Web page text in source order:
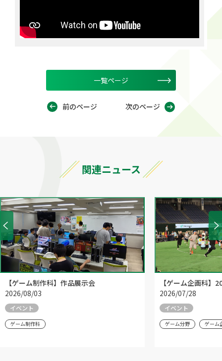
前のページ
一覧ページ
次のページ
関連ニュース
【ゲーム制作科】作品展示会
2026/08/03
イベント
ゲーム制作科
【ゲーム企画科】
2026/07/28
イベント
ゲーム分野 ゲーム